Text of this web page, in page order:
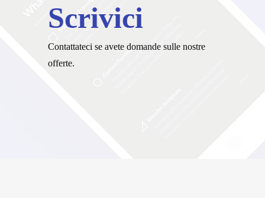
Scrivici
Contattateci se avete domande sulle nostre
offerte.